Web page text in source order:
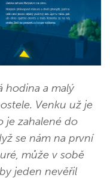
hodina a malý
Venku už je
je zahalené do
se nám na první
může v sobě
jeden nevěřil